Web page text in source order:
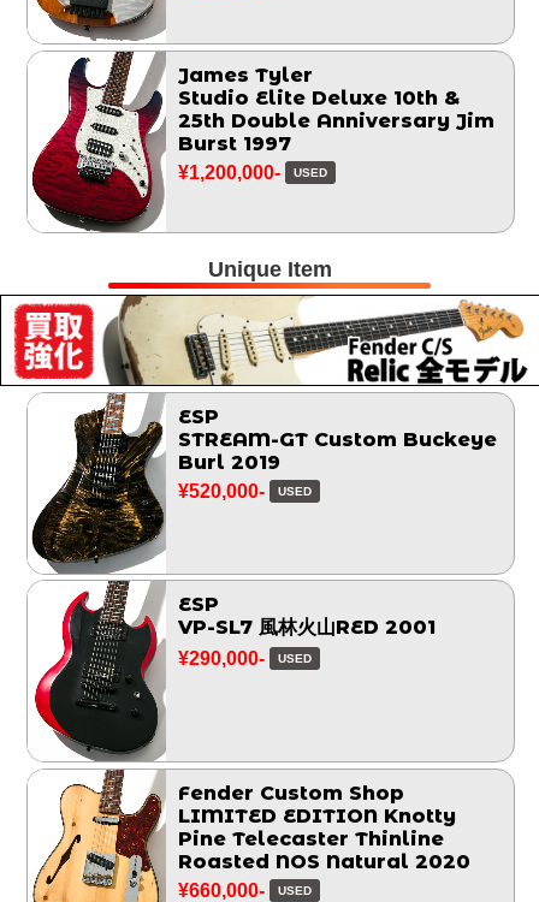
James Tyler
Studio Elite Deluxe 10th &
25th Double Anniversary Jim
Burst 1997
¥1,200,000- USED
Unique Item
ESP
STREAM-GT Custom Buckeye
Burl 2019
¥520,000- USED
ESP
VP-SL7 風林火山RED 2001
¥290,000- USED
Fender Custom Shop
LIMITED EDITION Knotty
Pine Telecaster Thinline
Roasted NOS Natural 2020
¥660,000- USED